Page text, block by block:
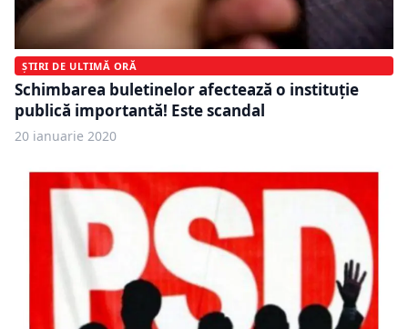
ȘTIRI DE ULTIMĂ ORĂ
Schimbarea buletinelor afectează o instituție
publică importantă! Este scandal
20 ianuarie 2020